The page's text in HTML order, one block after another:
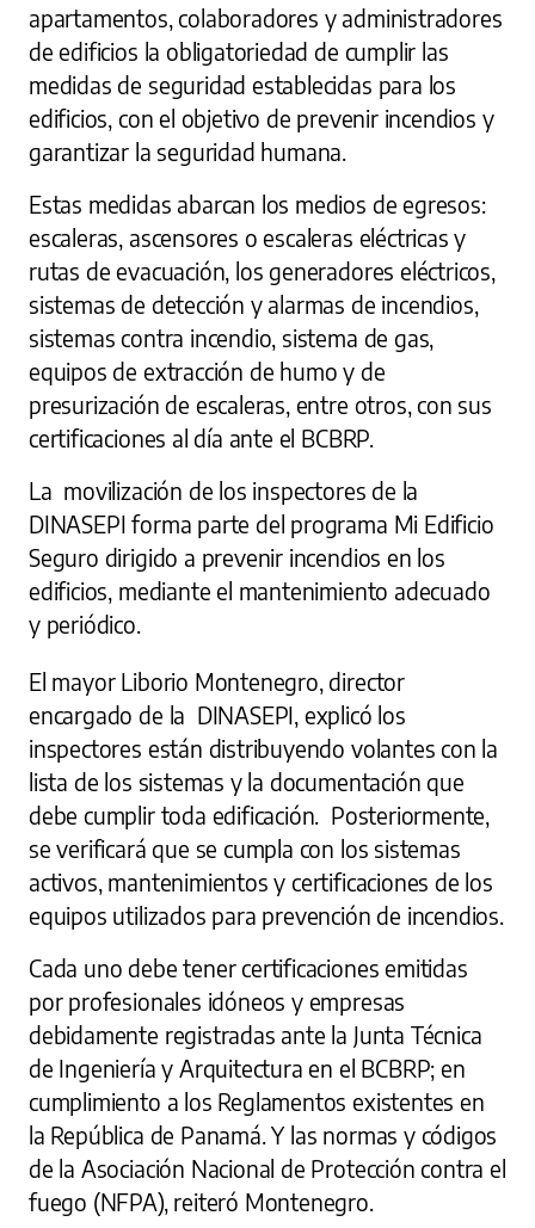
apartamentos, colaboradores y administradores
de edificios la obligatoriedad de cumplir las
medidas de seguridad establecidas para los
edificios, con el objetivo de prevenir incendios y
garantizar la seguridad humana.
Estas medidas abarcan los medios de egresos:
escaleras, ascensores o escaleras eléctricas y
rutas de evacuación, los generadores eléctricos,
sistemas de detección y alarmas de incendios,
sistemas contra incendio, sistema de gas,
equipos de extracción de humo y de
presurización de escaleras, entre otros, con sus
certificaciones al día ante el BCBRP.
La movilización de los inspectores de la
DINASEPI forma parte del programa Mi Edificio
Seguro dirigido a prevenir incendios en los
edificios, mediante el mantenimiento adecuado
y periódico.
El mayor Liborio Montenegro, director
encargado de la DINASEPI, explicó los
inspectores están distribuyendo volantes con la
lista de los sistemas y la documentación que
debe cumplir toda edificación. Posteriormente,
se verificará que se cumpla con los sistemas
activos, mantenimientos y certificaciones de los
equipos utilizados para prevención de incendios.
Cada uno debe tener certificaciones emitidas
por profesionales idóneos y empresas
debidamente registradas ante la Junta Técnica
de Ingeniería y Arquitectura en el BCBRP; en
cumplimiento a los Reglamentos existentes en
la República de Panamá. Y las normas y códigos
de la Asociación Nacional de Protección contra el
fuego (NFPA), reiteró Montenegro.